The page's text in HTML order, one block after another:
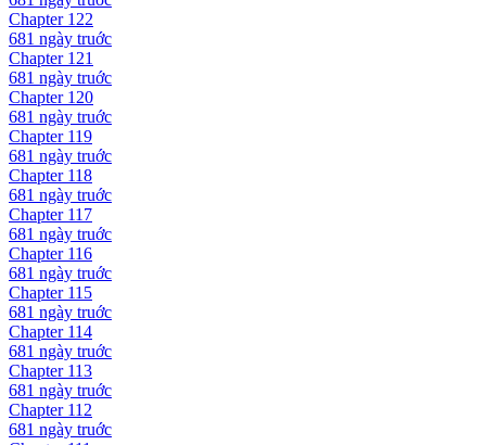
Chapter 122
681 ngày truớc
Chapter 121
681 ngày truớc
Chapter 120
681 ngày truớc
Chapter 119
681 ngày truớc
Chapter 118
681 ngày truớc
Chapter 117
681 ngày truớc
Chapter 116
681 ngày truớc
Chapter 115
681 ngày truớc
Chapter 114
681 ngày truớc
Chapter 113
681 ngày truớc
Chapter 112
681 ngày truớc